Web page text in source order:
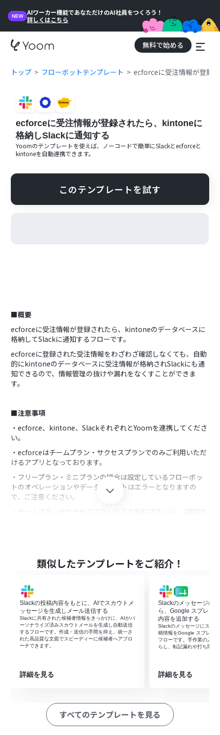
NEW
AIワーカー機能であなただけのAI社員をつくろう！
詳しくはこちら
無料で始める
トップ フローボットテンプレート ecforceに受注情報が登録
ecforceに受注情報が登録されたら、kintoneに
格納しSlackに通知する
Yoomのテンプレートを使えば、ノーコードで簡単にSlackとecforceと
kintoneを自動連携できます。
このテンプレートを試す
■概要
ecforceに受注情報が登録されたら、kintoneのデータベースに
格納してSlackに通知するフローです。
ecforceに登録された受注情報をわざわざ確認しなくても、自動
的にkintoneのデータベースに受注情報が格納されSlackにも通
知できるので、情報管理の抜けや漏れをなくすことができま
す。
■注意事項
・ecforce、kintone、SlackそれぞれとYoomを連携してくださ
い。
・ecforceはチームプラン・サクセスプランでのみご利用いただ
けるアプリとなっております。
・フリープラン・ミニプランの場合は設定しているフローボッ
トのオペレーションやデータコネクトはエラーとなりますの
で、ご注意ください。
・チームプランやサクセスプランなどの有料プランは、2週間の
類似したテンプレートをご紹介！
Slackの投稿内容をもとに、AIでスカウトメ
ッセージを生成しメール送信する
Slackに共有された候補者情報をきっかけに、AIがパ
ーソナライズ済みスカウトメールを生成し自動送信
するフローです。作成・送信の手間を抑え、統一さ
れた高品質な文面でスピーディーに候補者へアプロ
ーチできます。
詳細を見る
Slackのメッセージに
ら、Google スプレッ
内容を追加する
Slackのメッセージにスタ
稿情報をGoogle スプレッ
フローです。手作業の入力
らし、転記漏れや打ち間違
詳細を見る
すべてのテンプレートを見る